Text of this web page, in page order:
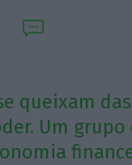
queixam
Um